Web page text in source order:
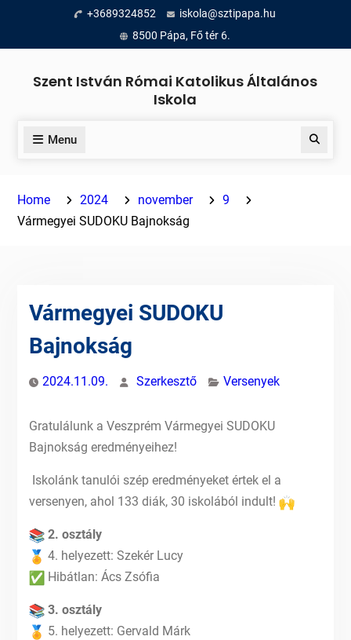
content
+3689324852
iskola@sztipapa.hu
8500 Pápa, Fő tér 6.
Szent István Római Katolikus Általános
Iskola
Menu Search
Home 2024 november
9
Vármegyei SUDOKU Bajnokság
Vármegyei SUDOKU
Bajnokság
2024.11.09. Szerkesztő Versenyek
Gratulálunk a Veszprém Vármegyei SUDOKU
Bajnokság eredményeihez!
Iskolánk tanulói szép eredményeket értek el a
versenyen, ahol 133 diák, 30 iskolából indult!
2. osztály
4. helyezett: Szekér Lucy
Hibátlan: Ács Zsófia
3. osztály
5. helyezett: Gervald Márk